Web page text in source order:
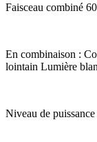
Faisceau combiné
En combinaison :
lointain Lumière
Niveau de